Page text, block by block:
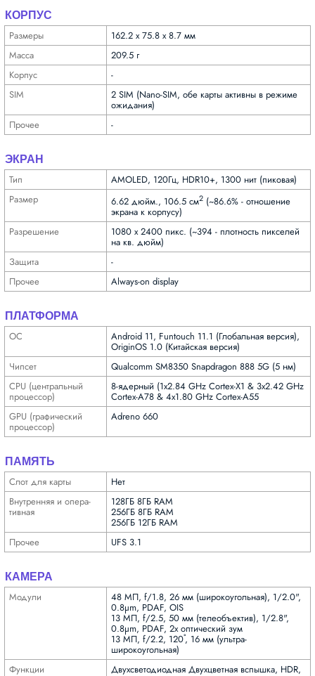
КОРПУС
Размеры
162.2 x 75.8 x 8.7 мм
Масса
209.5 г
Корпус
-
SIM
2 SIM (Nano-SIM, обе карты активны в режиме
ожидания)
Прочее
-
ЭКРАН
Тип
AMOLED, 120Гц, HDR10+, 1300 нит (пиковая)
Размер
6.62 дюйм., 106.5 см2 (~86.6% - отношение
экрана к корпусу)
Разре­шение
1080 x 2400 пикс. (~394 - плотность пикселей
на кв. дюйм)
Защита
-
Прочее
Always-on display
ПЛАТФОРМА
ОС Android 11, Funtouch 11.1 (Глобальная версия),
OriginOS 1.0 (Китайская версия)
Чипсет
Qualcomm SM8350 Snapdragon 888 5G (5 нм)
CPU (централь­ный
процес­сор)
8-ядерный (1x2.84 GHz Cortex-X1 & 3x2.42 GHz
Cortex-A78 & 4x1.80 GHz Cortex-A55
GPU (графи­ческий
процес­сор)
Adreno 660
ПАМЯТЬ
Слот для карты
Нет
Внутрен­няя и опера­
тивная
128ГБ 8ГБ RAM
256ГБ 8ГБ RAM
256ГБ 12ГБ RAM
Прочее
UFS 3.1
КАМЕРА
Модули 48 МП, f/1.8, 26 мм (широкоугольная), 1/2.0",
0.8µm, PDAF, OIS
13 МП, f/2.5, 50 мм (телеобъектив), 1/2.8",
0.8µm, PDAF, 2x оптический зум
13 МП, f/2.2, 120˚, 16 мм (ультра­
широкоугольная)
Функ­ции
Двух­светодиодная Двухцветная вспышка, HDR,